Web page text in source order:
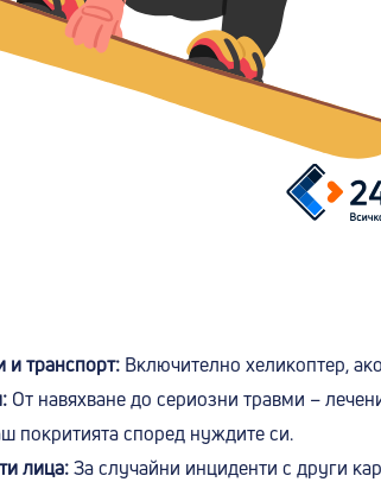
и транспорт: Включително хеликоптер,
От навяхване до сериозни травми –
покритията според нуждите си.
лица:За случайни инциденти с други